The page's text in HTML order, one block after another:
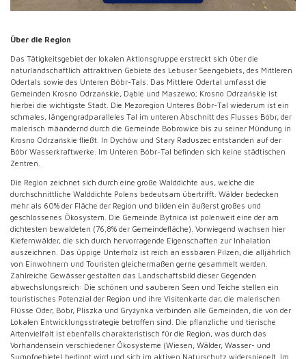
Über die Region
Das Tätigkeitsgebiet der lokalen Aktionsgruppe erstreckt sich über die
naturlandschaftlich attraktiven Gebiete des Lebuser Seengebiets, des Mittleren
Odertals sowie des Unteren Bóbr-Tals. Das Mittlere Odertal umfasst die
Gemeinden Krosno Odrzańskie, Dąbie und Maszewo; Krosno Odrzańskie ist
hierbei die wichtigste Stadt. Die Mezoregion Unteres Bóbr-Tal wiederum ist ein
schmales, längengradparalleles Tal im unteren Abschnitt des Flusses Bóbr, der
malerisch mäandernd durch die Gemeinde Bobrowice bis zu seiner Mündung in
Krosno Odrzańskie fließt. In Dychów und Stary Raduszec entstanden auf der
Bóbr Wasserkraftwerke. Im Unteren Bóbr-Tal befinden sich keine städtischen
Zentren.
Die Region zeichnet sich durch eine große Walddichte aus, welche die
durchschnittliche Walddichte Polens bedeutsam übertrifft. Wälder bedecken
mehr als 60% der Fläche der Region und bilden ein äußerst großes und
geschlossenes Ökosystem. Die Gemeinde Bytnica ist polenweit eine der am
dichtesten bewaldeten (76,8% der Gemeindefläche). Vorwiegend wachsen hier
Kiefernwälder, die sich durch hervorragende Eigenschaften zur Inhalation
auszeichnen. Das üppige Unterholz ist reich an essbaren Pilzen, die alljährlich
von Einwohnern und Touristen gleichermaßen gerne gesammelt werden.
Zahlreiche Gewässer gestalten das Landschaftsbild dieser Gegenden
abwechslungsreich: Die schönen und sauberen Seen und Teiche stellen ein
touristisches Potenzial der Region und ihre Visitenkarte dar, die malerischen
Flüsse Oder, Bóbr, Pliszka und Gryżynka verbinden alle Gemeinden, die von der
Lokalen Entwicklungsstrategie betroffen sind. Die pflanzliche und tierische
Artenvielfalt ist ebenfalls charakteristisch für die Region, was durch das
Vorhandensein verschiedener Ökosysteme (Wiesen, Wälder, Wasser- und
Sumpfgebiete) bedingt wird und sich im aktiven Naturschutz widerspiegelt. Im